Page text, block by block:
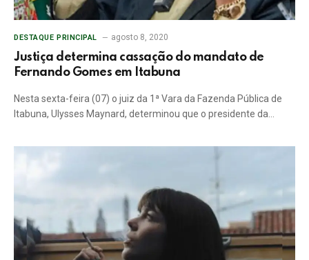
DESTAQUE PRINCIPAL agosto 8, 2020
Justiça determina cassação do mandato de
Fernando Gomes em Itabuna
Nesta sexta-feira (07) o juiz da 1ª Vara da Fazenda Pública de
Itabuna, Ulysses Maynard, determinou que o presidente da…